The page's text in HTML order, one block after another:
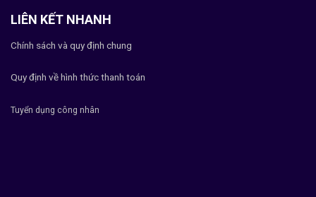
LIÊN KẾT NHANH
Chính sách và quy định chung
Quy định về hình thức thanh toán
Tuyển dụng công nhân